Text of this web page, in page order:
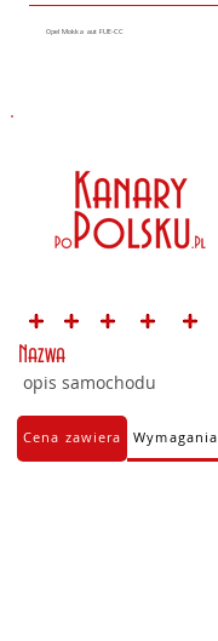
Nazwa
opis samochodu
Cena zawiera Wymagania